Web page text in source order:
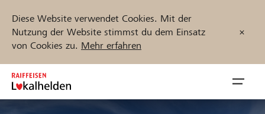
Diese Website verwendet Cookies. Mit der
Nutzung der Website stimmst du dem Einsatz
von Cookies zu. Mehr erfahren
Zum
Inhalt
springen
öffnen